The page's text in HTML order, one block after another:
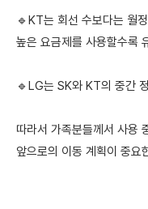
🔹KT는 회선 수보다는 월
높은 요금제를 사용할수록
🔹LG는 SK와 KT의 중간
따라서 가족분들께서 사용
앞으로의 이동 계획이 중요